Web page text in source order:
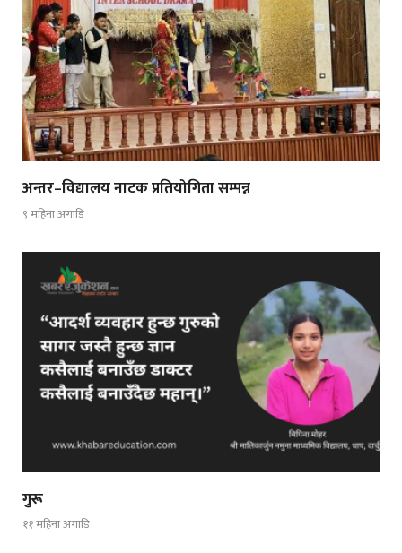
अन्तर–विद्यालय नाटक प्रतियोगिता सम्पन्न
९ महिना अगाडि
गुरू
११ महिना अगाडि